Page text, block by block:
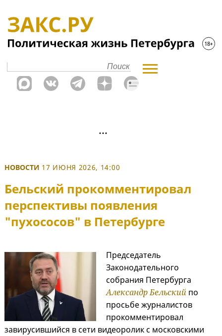
НОВОСТИ 17 ИЮНЯ 2026, 14:00
Бельский прокомментировал
перспективы появления
"пухососов" в Петербурге
Председатель
Законодательного
собрания Петербурга
Александр Бельскийпо
просьбе журналистов
прокомментировал
завирусившийся в сети видеоролик с московскими